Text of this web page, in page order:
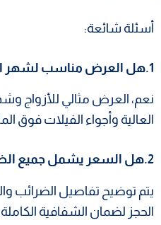
أسئلة شائعة:
1.هل العرض مناسب لشهر العسل؟
نعم، العرض مثالي للأزواج
العالية وأجواء الفيلات فوق
2.هل السعر يشمل جميع الضرائب؟
يتم توضيح تفاصيل الضرائب
الحجز لضمان الشفافية